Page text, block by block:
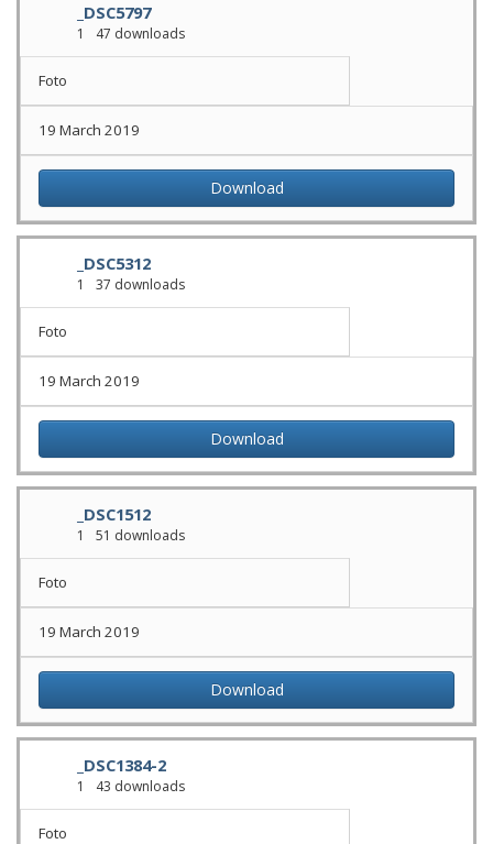
_DSC5797
1 47 downloads
Foto
19 March 2019
Download
_DSC5312
1 37 downloads
Foto
19 March 2019
Download
_DSC1512
1 51 downloads
Foto
19 March 2019
Download
_DSC1384-2
1 43 downloads
Foto